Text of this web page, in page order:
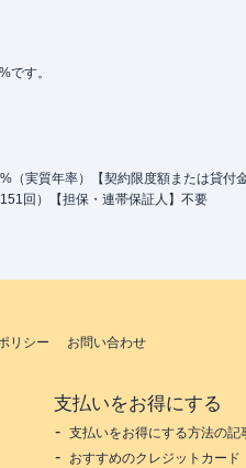
です。
（実質年率）【契約限度額または貸付
回）【担保・連帯保証人】不要
リシー お問い合わせ
支払いをお得にする
支払いをお得にする方法の記
おすすめのクレジットカード